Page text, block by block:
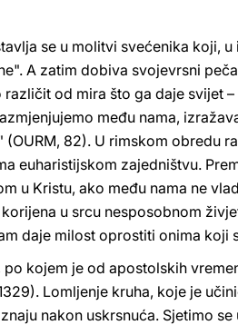
se u molitvi svećenika koji,
A zatim dobiva svojevrsni
od mira što ga daje svijet
među nama,
82). U rimskom obredu
euharistijskom zajedništvu.
u Kristu, ako među nama ne
korijena u srcu nesposobnom
daje milost oprostiti onima koji
kojem je od apostolskih
Lomljenje kruha, koje je
nakon uskrsnuća. Sjetimo